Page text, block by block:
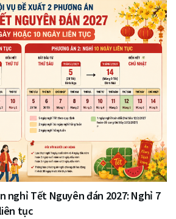
nghỉ Tết Nguyên đán 2027: Nghỉ 7
tục